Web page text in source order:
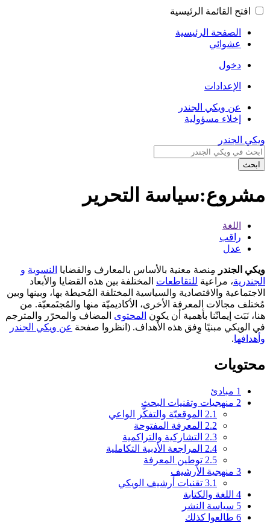
افتح القائمة الرئيسية
الصفحة الرئيسية
عشوائي
دخول
الإعدادات
عن ويكي الجندر
إخلاء مسؤولية
ويكي الجندر
ابحث
مشروع:سياسة التحرير
اللغة
راقب
عدل
ويكي الجندر مِنصة معنية بالأساس بالمعارف والقضايا النسوية و
الجندرية، مراعية للتقاطعات المختلفة بين هذه القضايا والأبعاد
الاجتماعية والاقتصادية والسياسية المختلفة المُحيطة بها، وبينها وبين
مُختلف مجالات المعرفة الأخرى، الأكاديميّة منها والمُجتَمعيّة. من
هنا، نَبَت إيمانّنا بأهمية أن يكون المحتوى المضاف والمحرّر والمترجم
في الويكي مبنيًا وِفق هذه الأهداف. (انظروا صفحة عن ويكي الجندر
وأهدافها.
محتويات
1 مبادئ
2 منهجيات وتقنيات البحث
2.1 الموقعيّة والتفكّر الواعي
2.2 المعرفة المفتوحة
2.3 التشاركية والتراكمية
2.4 المراجعة الأدبية التكاملية
2.5 توطين المعرفة
3 منهجية الأرشيف
3.1 تقنيات أرشيف الويكي
4 اللغة والكتابة
5 سياسة النشر
6 طالعوا كذلك